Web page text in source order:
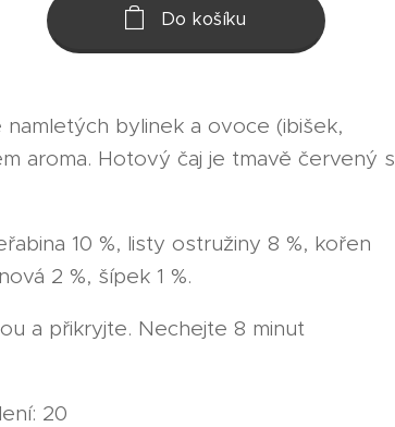
Do košíku
bylinek a ovoce (ibišek,
aroma. Hotový čaj je tmavě červený s
10 %, listy ostružiny 8 %, kořen
2 %, šípek 1 %.
a přikryjte. Nechejte 8 minut
20